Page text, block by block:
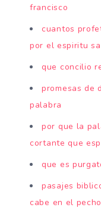
francisco
cuantos
por el espiritu
que concilio
promesas de
palabra
por que la
cortante que
que es
pasajes
cabe en el pecho